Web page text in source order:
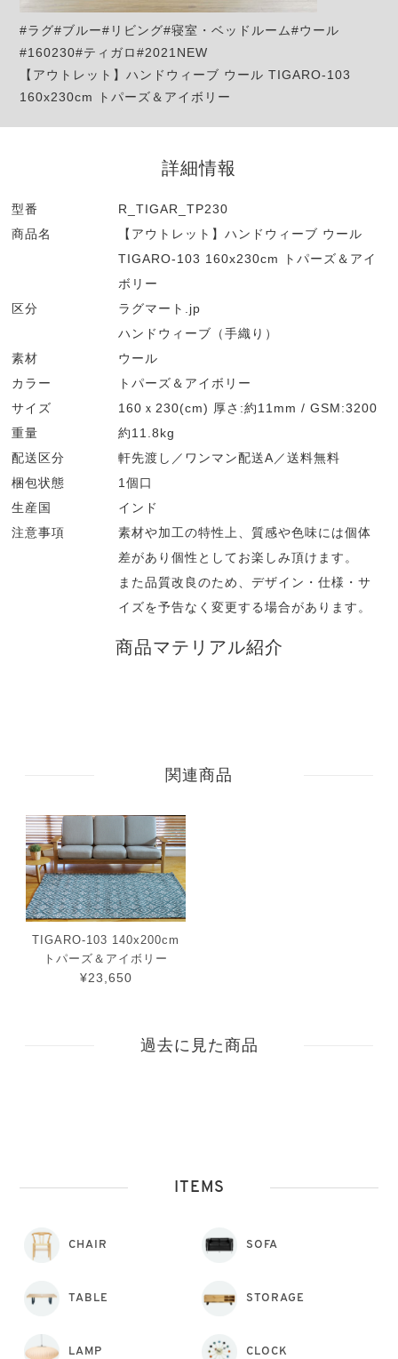
#ラグ#ブルー#リビング#寝室・ベッドルーム#ウール
#160230#ティガロ#2021NEW
【アウトレット】ハンドウィーブ ウール TIGARO-103
160x230cm トパーズ＆アイボリー
詳細情報
型番
R_TIGAR_TP230
商品名
【アウトレット】ハンドウィーブ ウール
TIGARO-103 160x230cm トパーズ＆アイ
ボリー
区分
ラグマート.jp
ハンドウィーブ（手織り）
素材
ウール
カラー
トパーズ＆アイボリー
サイズ
160ｘ230(cm) 厚さ:約11mm / GSM:3200
重量
約11.8kg
配送区分
軒先渡し／ワンマン配送A／送料無料
梱包状態
1個口
生産国
インド
注意事項
素材や加工の特性上、質感や色味には個体
差があり個性としてお楽しみ頂けます。
また品質改良のため、デザイン・仕様・サ
イズを予告なく変更する場合があります。
商品マテリアル紹介
関連商品
TIGARO-103 140x200cm
トパーズ＆アイボリー
¥23,650
過去に見た商品
ITEMS
CHAIR SOFA
TABLE STORAGE
LAMP CLOCK